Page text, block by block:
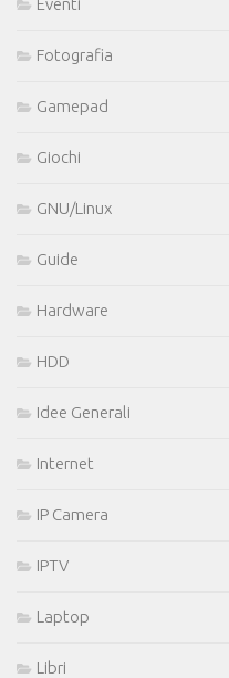
Fotografia
Gamepad
Giochi
GNU/Linux
Guide
Hardware
HDD
Idee Generali
Internet
IP Camera
IPTV
Laptop
Libri